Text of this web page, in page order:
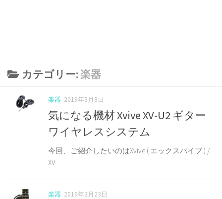
カテゴリー:楽器
楽器 2019年3月8日
気になる機材 Xvive XV-U2 ギター
ワイヤレスシステム
今回、ご紹介したいのはXvive ( エックスバイブ ) /
XV-...
楽器 2019年2月23日